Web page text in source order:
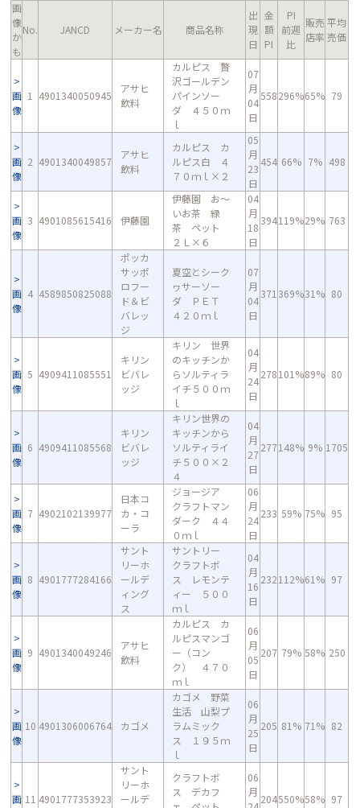
画
像
か
も
No. JANCD メーカー名 商品名称
出
現
日
金
額
PI
PI
前週
比
販売
店率
平均
売価
画
像
1 4901340050945
アサヒ
飲料
カルピス 贅
沢ゴールデン
パインソー
ダ ４５０ｍ
ｌ
07
月
04
日
558296%65% 79
画
像
2 4901340049857
アサヒ
飲料
カルピス カ
ルピス白 ４
７０ｍｌ×２
05
月
23
日
454 66% 7% 498
画
像
3 4901085615416 伊藤園
伊藤園 お～
いお茶 緑
茶 ペット
２Ｌ×６
04
月
18
日
394119%29% 763
画
像
4 4589850825088
ポッカ
サッポ
ロフー
ド＆ビ
バレッ
ジ
夏空とシーク
ヮサーソー
ダ ＰＥＴ
４２０ｍｌ
07
月
04
日
371 369%31% 80
画
像
5 4909411085551
キリン
ビバレ
ッジ
キリン 世界
のキッチンか
らソルティラ
イチ５００ｍ
ｌ
04
月
24
日
278101%89% 80
画
像
6 4909411085568
キリン
ビバレ
ッジ
キリン世界の
キッチンから
ソルティライ
チ５００×２
４
04
月
27
日
277148% 9% 1705
画
像
7 4902102139977
日本コ
カ・コ
ーラ
ジョージア
クラフトマン
ダーク ４４
０ｍｌ
06
月
24
日
233 59% 75% 95
画
像
8 4901777284166
サント
リーホ
ールデ
ィング
ス
サントリー
クラフトボ
ス レモンテ
ィー ５００
ｍｌ
04
月
16
日
232112%61% 97
画
像
9 4901340049246
アサヒ
飲料
カルピス カ
ルピスマンゴ
ー（コン
ク） ４７０
ｍｌ
06
月
05
日
207 79% 58% 250
画
像
10 4901306006764 カゴメ
カゴメ 野菜
生活 山梨プ
ラムミック
ス １９５ｍ
ｌ
06
月
25
日
205 81% 71% 82
画 11 4901777353923
サント
リーホ
ールデ
クラフトボ
ス デカフ
06
月
204550%58% 97